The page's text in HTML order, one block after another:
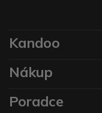
Kandoo
Nákup
Poradce